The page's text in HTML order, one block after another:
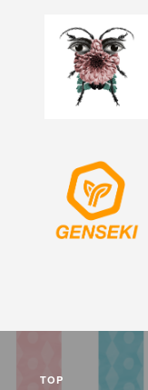
TOP